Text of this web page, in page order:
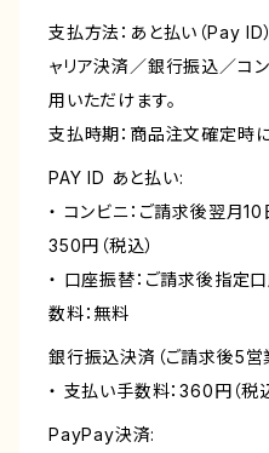
支払方法：あと払い（Pay ID
ャリア決済／銀行振込／コ
用いただけます。
支払時期：商品注文確定時
PAY ID あと払い:
・ コンビニ：ご請求後翌月
350円（税込）
・ 口座振替：ご請求後指定
数料：無料
銀行振込決済（ご請求後5営
・ 支払い手数料：360円（税込
PayPay決済: